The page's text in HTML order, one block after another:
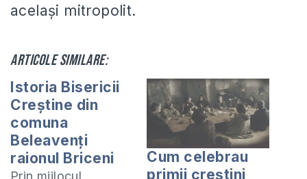
același mitropolit.
Articole similare:
Istoria Bisericii
Creștine din
comuna
Beleavenți
raionul Briceni
Prin mijlocul
Cum celebrau
primii creștini